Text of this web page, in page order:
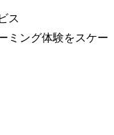
ス
ミング体験をスケー